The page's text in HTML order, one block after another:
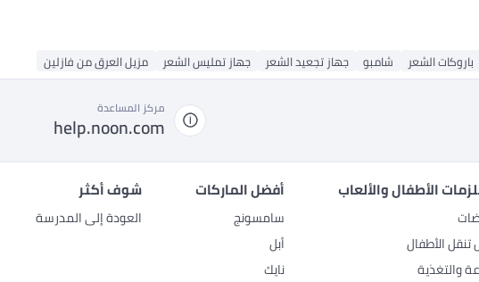
باروكات الشعر شامبو جهاز تجعيد الشعر جهاز تمليس الشعر مزيل العرق من فازلين
مركز المساعدة
help.noon.com
الأطفال والألعاب
تنقل الأطفال
والتغذية
أفضل الماركات
سامسونج
أبل
نايك
شوف أكثر
العودة إلى المدرسة